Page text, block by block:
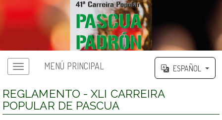
MENÚ PRINCIPAL ESPAÑOL
REGLAMENTO - XLI CARREIRA
POPULAR DE PASCUA